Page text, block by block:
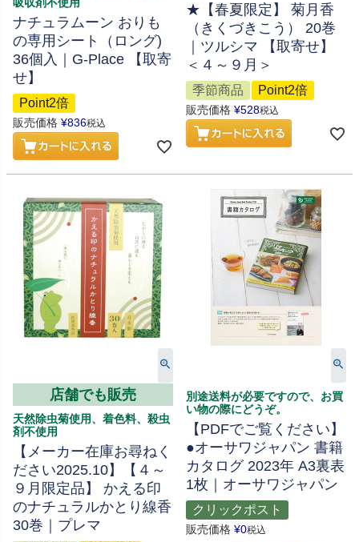
吸収剤不使用
ナチュラムーン おりも
の専用シート（ロング)
36個入｜G-Place 【取寄
せ】
Point2倍
販売価格 ¥836税込
★【春夏限定】 菊月香
（きくづきこう） 20巻
｜ツルシマ 【取寄せ】
＜４～９月＞
季節商品 Point2倍
販売価格 ¥528税込
店舗でも販売
天然除虫菊使用、着色料、殺虫
剤不使用
【メーカー在庫お尋ねく
ださい2025.10】【４～
９月限定品】 かえる印
のナチュラルかとり線香
30巻｜プレマ
別途送料が必要ですので、お買
い物の際にどうぞ。
【PDFでご覧ください】
●オーサワジャパン 書籍
カタログ 2023年 A3裏表
1枚｜オーサワジャパン
クリックポスト
販売価格 ¥0税込